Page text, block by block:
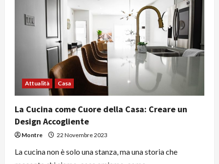
digitale?
più
economica,
versatile
e
sostenibile
Attualità Casa
La Cucina come Cuore della Casa: Creare un
Design Accogliente
Montre 22 Novembre 2023
La cucina non è solo una stanza, ma una storia che